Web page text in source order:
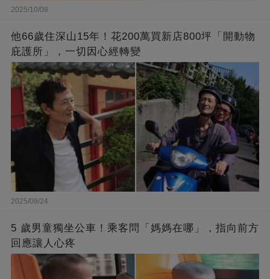
2025/10/08
他66歲住深山15年！花200萬買新店800坪「開動物
庇護所」，一切因心經轉變
2025/09/24
5 歲男童獨坐公車！乘客問「媽媽在哪」，指向前方
回應讓人心疼